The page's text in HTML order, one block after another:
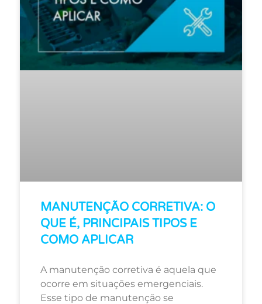
MANUTENÇÃO CORRETIVA: O
QUE É, PRINCIPAIS TIPOS E
COMO APLICAR
A manutenção corretiva é aquela que
ocorre em situações emergenciais.
Esse tipo de manutenção se